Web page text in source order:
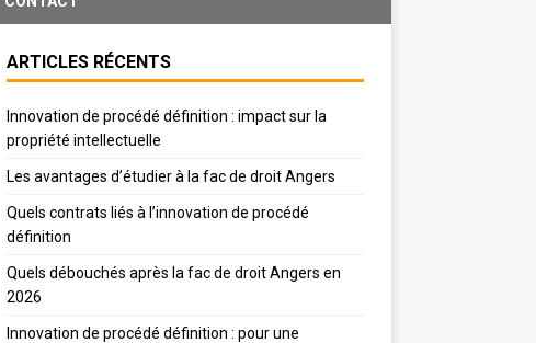
ARTICLES RÉCENTS
Innovation de procédé définition : impact sur la
propriété intellectuelle
Les avantages d’étudier à la fac de droit Angers
Quels contrats liés à l’innovation de procédé
définition
Quels débouchés après la fac de droit Angers en
2026
Innovation de procédé définition : pour une